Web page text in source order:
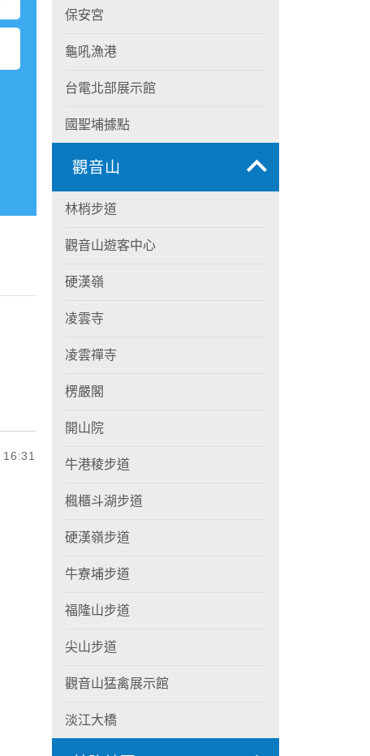
保安宮
龜吼漁港
台電北部展示館
國聖埔據點
觀音山
林梢步道
觀音山遊客中心
硬漢嶺
凌雲寺
凌雲禪寺
楞嚴閣
開山院
牛港稜步道
楓櫃斗湖步道
硬漢嶺步道
牛寮埔步道
福隆山步道
尖山步道
觀音山猛禽展示館
淡江大橋